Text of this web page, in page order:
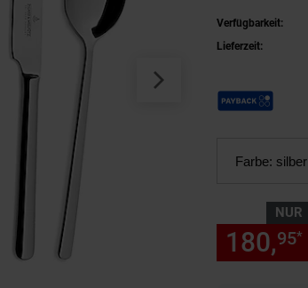
Verfügbarkeit:
Lieferzeit:
Payback Punkte
Farbe: silber
NUR
180,95*